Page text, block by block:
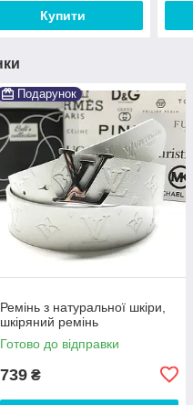
Купити
Подарунок
Ремінь з натуральної шкіри,
шкіряний ремінь
Готово до відправки
739 ₴